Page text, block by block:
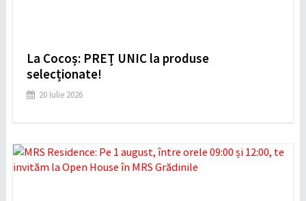
La Cocoș: PREȚ UNIC la produse
selecționate!
20 Iulie 2026